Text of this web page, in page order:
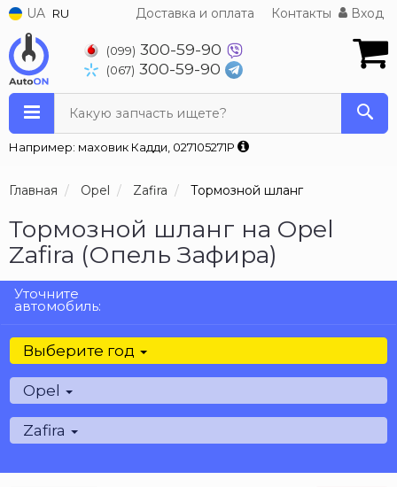
UA RU Доставка и оплата Контакты Вход
(099) 300-59-90
(067) 300-59-90
Какую запчасть ищете?
Например: маховик Кадди, 027105271P
Главная Opel Zafira Тормозной шланг
Тормозной шланг на Opel
Zafira (Опель Зафира)
Уточните
автомобиль:
Выберите год
Opel
Zafira